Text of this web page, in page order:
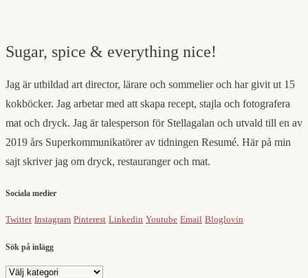
Sugar, spice & everything nice!
Jag är utbildad art director, lärare och sommelier och har givit ut 15
kokböcker. Jag arbetar med att skapa recept, stajla och fotografera
mat och dryck. Jag är talesperson för Stellagalan och utvald till en av
2019 års Superkommunikatörer av tidningen Resumé. Här på min
sajt skriver jag om dryck, restauranger och mat.
Sociala medier
Twitter Instagram Pinterest Linkedin Youtube Email Bloglovin
Sök på inlägg
Sök